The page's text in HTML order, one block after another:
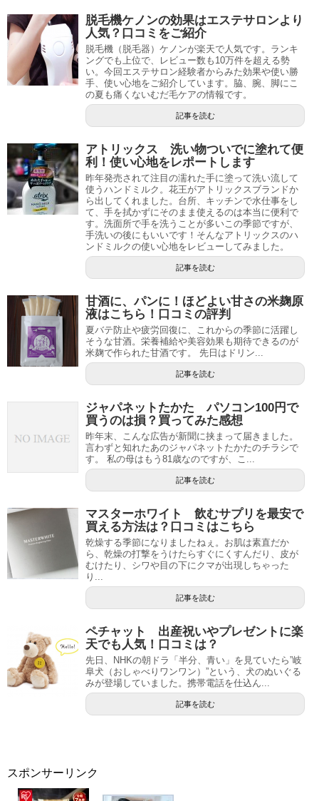
脱毛機ケノンの効果はエステサロンより
人気？口コミをご紹介
脱毛機（脱毛器）ケノンが楽天で人気です。ランキ
ングでも上位で、レビュー数も10万件を超える勢
い。今回エステサロン経験者からみた効果や使い勝
手、使い心地をご紹介しています。脇、腕、脚にこ
の夏も痛くないむだ毛ケアの情報です。
記事を読む
アトリックス 洗い物ついでに塗れて便
利！使い心地をレポートします
昨年発売されて注目の濡れた手に塗って洗い流して
使うハンドミルク。花王がアトリックスブランドか
ら出してくれました。台所、キッチンで水仕事をし
て、手を拭かずにそのまま使えるのは本当に便利で
す。洗面所で手を洗うことが多いこの季節ですが、
手洗いの後にもいいです！そんなアトリックスのハ
ンドミルクの使い心地をレビューしてみました。
記事を読む
甘酒に、パンに！ほどよい甘さの米麹原
液はこちら！口コミの評判
夏バテ防止や疲労回復に、これからの季節に活躍し
そうな甘酒。栄養補給や美容効果も期待できるのが
米麹で作られた甘酒です。 先日はドリン...
記事を読む
ジャパネットたかた パソコン100円で
買うのは損？買ってみた感想
昨年末、こんな広告が新聞に挟まって届きました。
言わずと知れたあのジャパネットたかたのチラシで
す。 私の母はもう81歳なのですが、こ...
記事を読む
マスターホワイト 飲むサプリを最安で
買える方法は？口コミはこちら
乾燥する季節になりましたねぇ。お肌は素直だか
ら、乾燥の打撃をうけたらすぐにくすんだり、皮が
むけたり、シワや目の下にクマが出現しちゃった
り...
記事を読む
ペチャット 出産祝いやプレゼントに楽
天でも人気！口コミは？
先日、NHKの朝ドラ「半分、青い」を見ていたら”岐
阜犬（おしゃべりワンワン）”という、犬のぬいぐる
みが登場していました。携帯電話を仕込ん...
記事を読む
スポンサーリンク